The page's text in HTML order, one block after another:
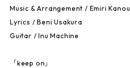
Music & Arrangement / Emiri Kanou
Lyrics / Beni Usakura
Guitar / Inu Machine
「keep on」